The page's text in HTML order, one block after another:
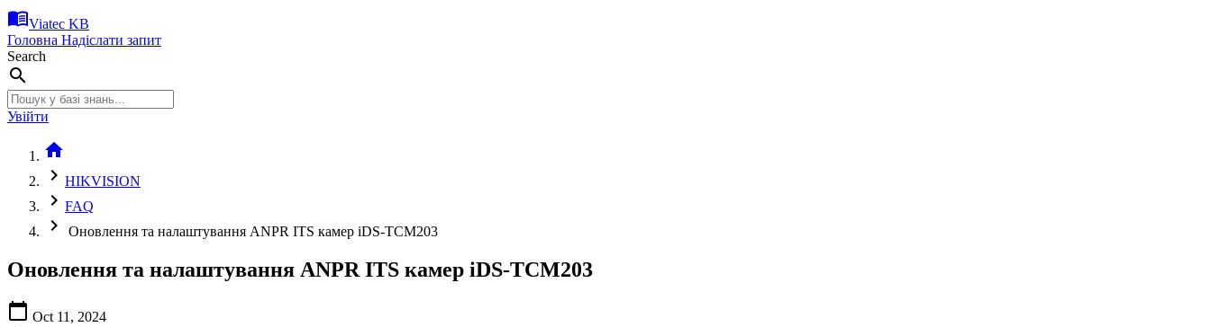
menu_bookViatec KB
Головна Надіслати запит
Search
search
Увійти
home
chevron_right HIKVISION
chevron_right FAQ
chevron_right Оновлення та налаштування ANPR ITS камер iDS-TCM203
Оновлення та налаштування ANPR ITS камер iDS-TCM203
calendar_today Oct 11, 2024